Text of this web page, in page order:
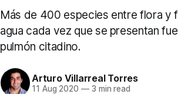
Más de 400 especies entre flora y
agua cada vez que se presentan
pulmón citadino.
Arturo Villarreal Torres
11 Aug 2020 —3 min read